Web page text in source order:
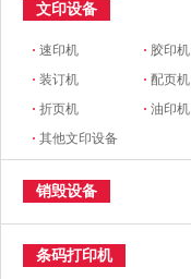
文印设备
·速印机 · 胶印机
·装订机 · 配页机
·折页机 ·油印机
·其他文印设备
销毁设备
条码打印机